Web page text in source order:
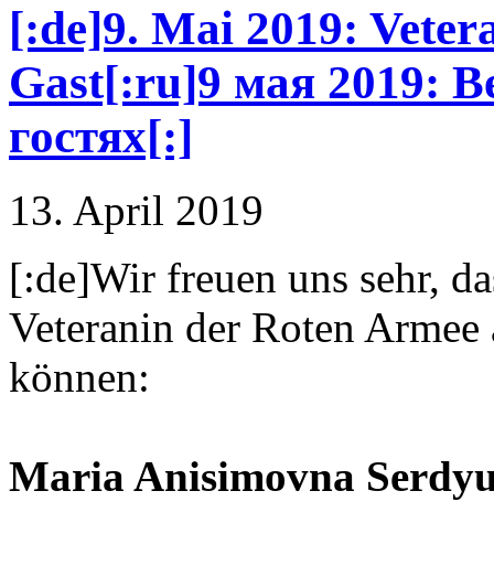
[:de]9. Mai 2019:
Gast[:ru]9 мая 2019:
гостях[:]
13. April 2019
[:de]Wir freuen uns sehr,
Veteranin der Roten
können:
Maria Anisimovna